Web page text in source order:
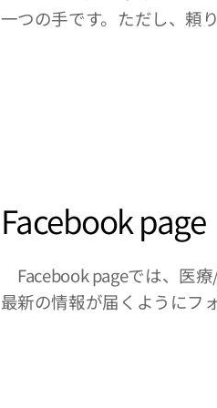
一つの手です。ただし、頼
Facebook page
Facebook pageでは、医
最新の情報が届くようにフ